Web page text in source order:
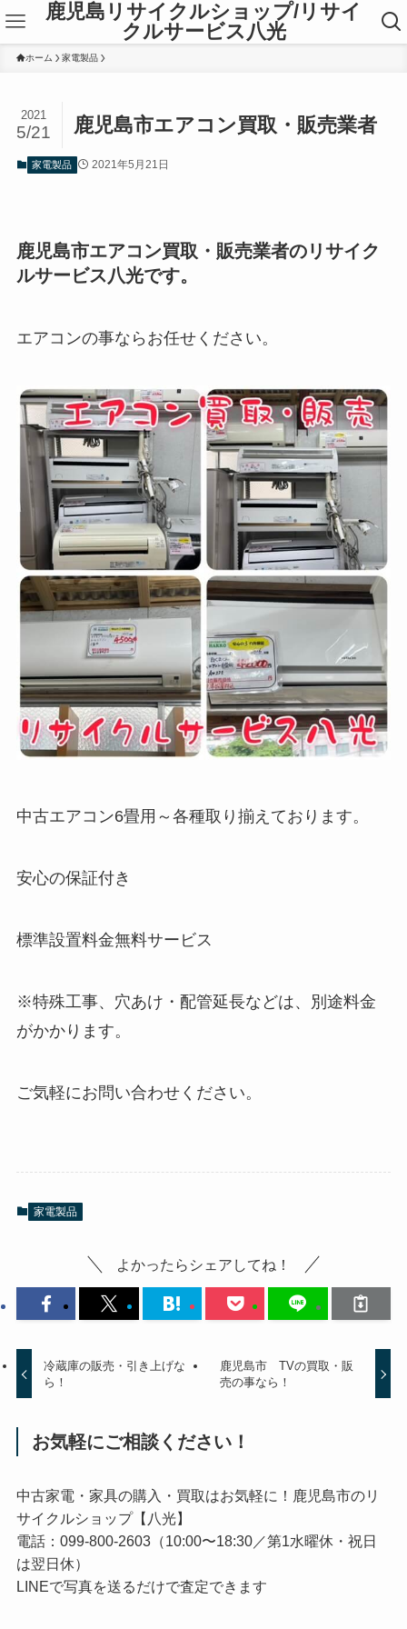
鹿児島リサイクルショップ/リサイ
クルサービス八光
ホーム 家電製品
鹿児島市エアコン買取・販売業者
2021
5/21
家電製品 2021年5月21日
鹿児島市エアコン買取・販売業者のリサイク
ルサービス八光です。
エアコンの事ならお任せください。
中古エアコン6畳用～各種取り揃えております。
安心の保証付き
標準設置料金無料サービス
※特殊工事、穴あけ・配管延長などは、別途料金
がかかります。
ご気軽にお問い合わせください。
家電製品
よかったらシェアしてね！
冷蔵庫の販売・引き上げな
ら！
鹿児島市 TVの買取・販
売の事なら！
お気軽にご相談ください！
中古家電・家具の購入・買取はお気軽に！鹿児島市のリ
サイクルショップ【八光】
電話：099-800-2603（10:00〜18:30／第1水曜休・祝日
は翌日休）
LINEで写真を送るだけで査定できます